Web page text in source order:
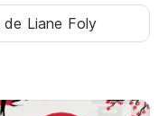
de Liane Foly